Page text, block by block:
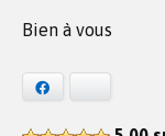
Bien à vous